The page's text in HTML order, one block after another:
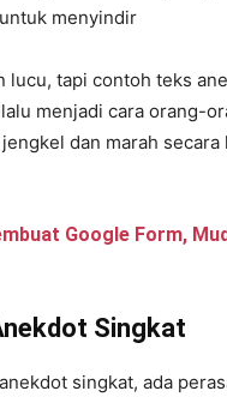
menyindir
lucu, tapi contoh teks
menjadi cara orang-
dan marah secara
Google Form,
Singkat
singkat, ada